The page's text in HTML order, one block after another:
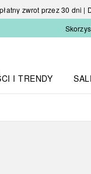
zwrot przez 30 dni
I TRENDY